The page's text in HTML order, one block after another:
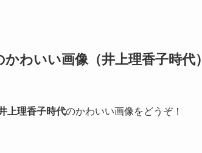
わいい画像（井上理香子時代）
上理香子時代のかわいい画像をどうぞ！